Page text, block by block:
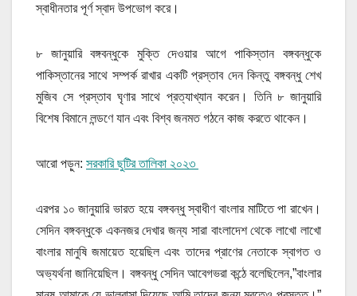
স্বাধীনতার পূর্ণ স্বাদ উপভোগ করে।
৮ জানুয়ারি বঙ্গবন্ধুকে মুক্তি দেওয়ার আগে পাকিস্তান বঙ্গবন্ধুকে
পাকিস্তানের সাথে সম্পর্ক রাখার একটি প্রস্তাব দেন কিন্তু বঙ্গবন্ধু শেখ
মুজিব সে প্রস্তাব ঘৃণার সাথে প্রত্যাখ্যান করেন। তিনি ৮ জানুয়ারি
বিশেষ বিমানে লন্ডণে যান এবং বিশ্ব জনমত গঠনে কাজ করতে থাকেন।
আরো পড়ুন: সরকারি ছুটির তালিকা ২০২৩
এরপর ১০ জানুয়ারি ভারত হয়ে বঙ্গবন্ধু স্বাধীণ বাংলার মাটিতে পা রাখেন।
সেদিন বঙ্গবন্ধুকে একনজর দেখার জন্য সারা বাংলাদেশ থেকে লাখো লাখো
বাংলার মানুষি জমায়েত হয়েছিল এবং তাদের প্রাণের নেতাকে স্বাগত ও
অভ্যর্থনা জানিয়েছিল। বঙ্গবন্ধু সেদিন আবেগভরা কন্ঠে বলেছিলেন,”বাংলার